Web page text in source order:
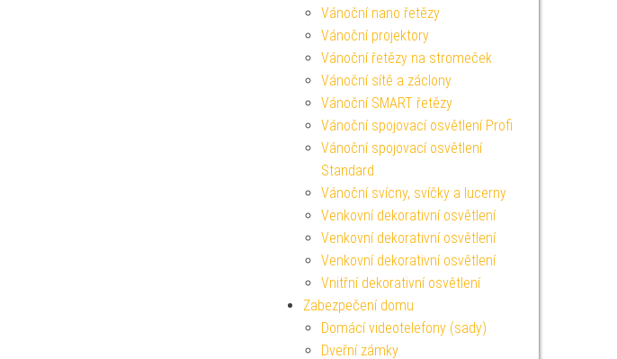
Vánoční nano řetězy
Vánoční projektory
Vánoční řetězy na stromeček
Vánoční sítě a záclony
Vánoční SMART řetězy
Vánoční spojovací osvětlení Profi
Vánoční spojovací osvětlení
Standard
Vánoční svícny, svíčky a lucerny
Venkovní dekorativní osvětlení
Venkovní dekorativní osvětlení
Venkovní dekorativní osvětlení
Vnitřní dekorativní osvětlení
Zabezpečení domu
Domácí videotelefony (sady)
Dveřní zámky